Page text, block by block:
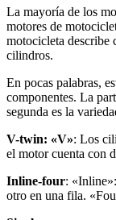
La mayoría de los
motores de
motocicleta describe
cilindros.
En pocas palabras,
componentes. La
segunda es la
V-twin: «V»: Los
el motor cuenta con
Inline-four:
otro en una fila.